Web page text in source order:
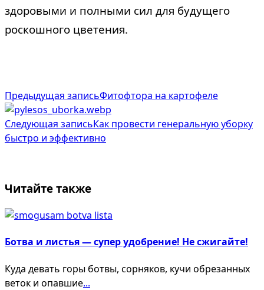
здоровыми и полными сил для будущего
роскошного цветения.
class="nav-
subtitle
screen-
text">Page</span>
Предыдущая записьФитофтора на картофeле
Следующая записьКак провести генеральную уборку
быстро и эффективно
Читайте также
Ботва и листья — супер удобрение! Не сжигайте!
Куда девать горы ботвы, сорняков, кучи обрезанных
веток и опавшие...